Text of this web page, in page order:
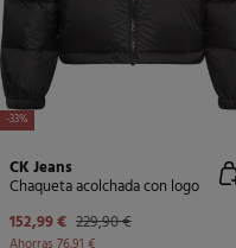
-33%
CK Jeans
Chaqueta acolchada con logo
152,99 € 229,90 €